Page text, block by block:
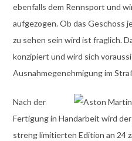
ebenfalls dem Rennsport und
aufgezogen. Ob das Geschoss
zu sehen sein wird ist fraglich.
konzipiert und wird sich
Ausnahmegenehmigung im
Nach der
Fertigung in Handarbeit wird
streng limitierten Edition an 24